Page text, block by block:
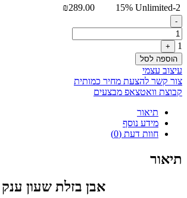
2-Unlimited
15%
₪289.00
Quantity
-
1
+
הוספה לסל
עיצוב עצמי
צור קשר להצעת מחיר כמותית
קבוצת וואטצאפ מבצעים
תיאור
מידע נוסף
חוות דעת (0)
תיאור
אבן בזלת שעון ענק